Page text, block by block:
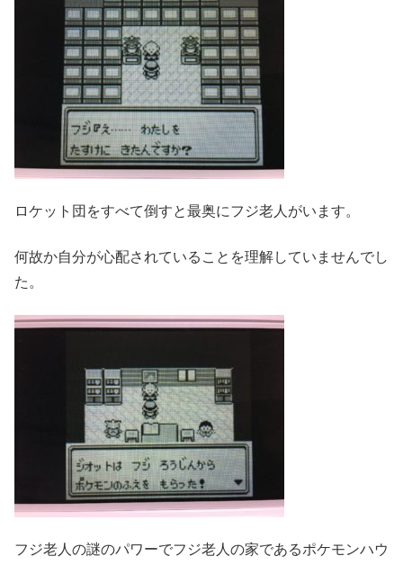
ロケット団をすべて倒すと最奥にフジ老人がいます。
何故か自分が心配されていることを理解していませんでし
た。
フジ老人の謎のパワーでフジ老人の家であるポケモンハウ